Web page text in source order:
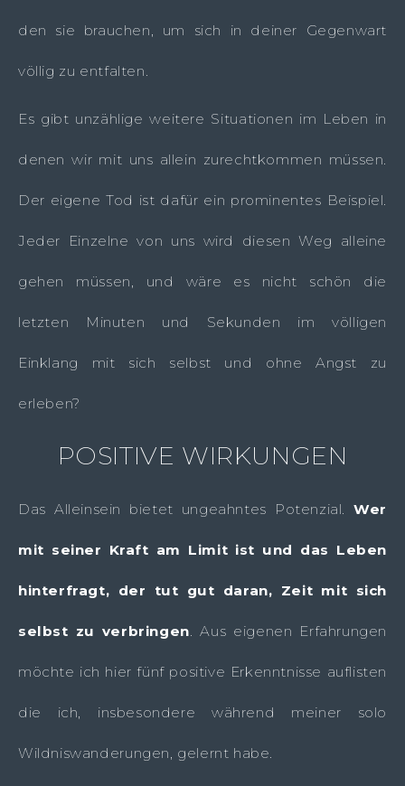
den sie brauchen, um sich in deiner Gegenwart
völlig zu entfalten.
Es gibt unzählige weitere Situationen im Leben in
denen wir mit uns allein zurechtkommen müssen.
Der eigene Tod ist dafür ein prominentes Beispiel.
Jeder Einzelne von uns wird diesen Weg alleine
gehen müssen, und wäre es nicht schön die
letzten Minuten und Sekunden im völligen
Einklang mit sich selbst und ohne Angst zu
erleben?
POSITIVE WIRKUNGEN
Das Alleinsein bietet ungeahntes Potenzial.Wer
mit seiner Kraft am Limit ist und das Leben
hinterfragt, der tut gut daran, Zeit mit sich
selbst zu verbringen. Aus eigenen Erfahrungen
möchte ich hier fünf positive Erkenntnisse auflisten
die ich, insbesondere während meiner solo
Wildniswanderungen, gelernt habe.